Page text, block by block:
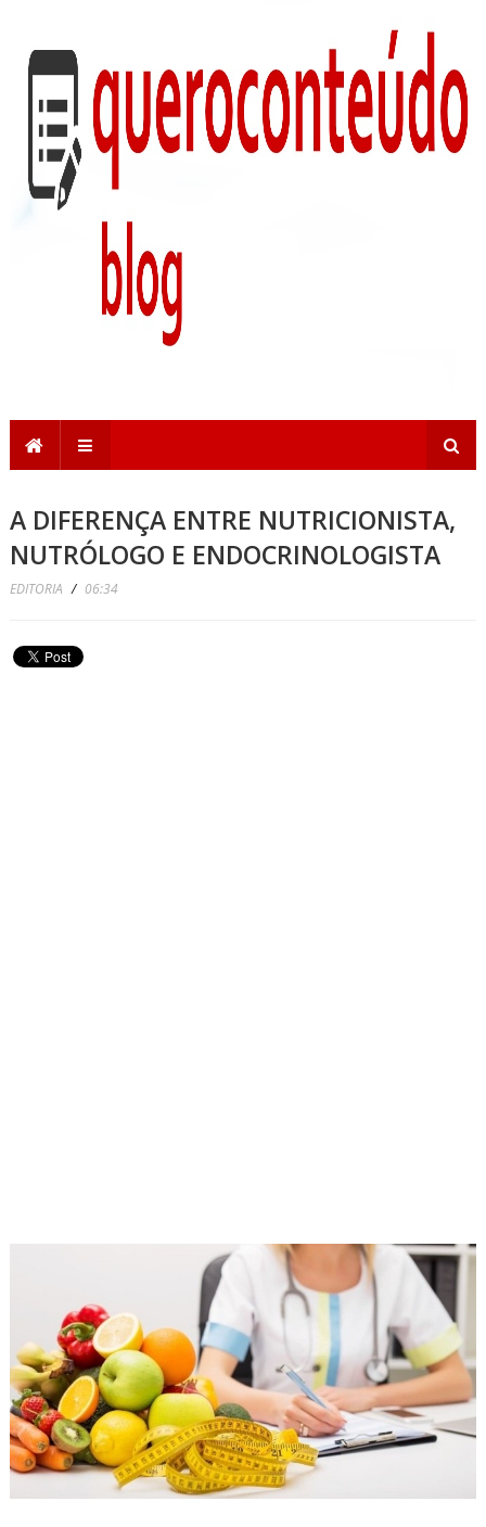
A DIFERENÇA ENTRE NUTRICIONISTA,
NUTRÓLOGO E ENDOCRINOLOGISTA
EDITORIA / 06:34